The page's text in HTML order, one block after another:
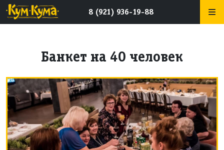
8 (921) 936-19-88
Банкет на 40 человек